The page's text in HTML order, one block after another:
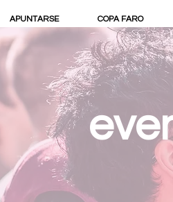
APUNTARSE COPA FARO